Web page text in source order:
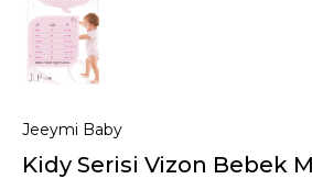
Jeeymi Baby
Kidy Serisi Vizon Bebek